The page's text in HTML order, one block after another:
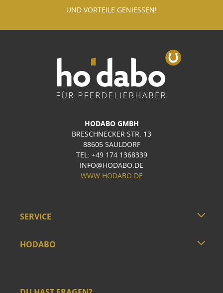
UND VORTEILE GENIESSEN!
HODABO GMBH
BRESCHNECKER STR. 13
88605 SAULDORF
TEL: +49 174 1368339
INFO@HODABO.DE
WWW.HODABO.DE
SERVICE
HODABO